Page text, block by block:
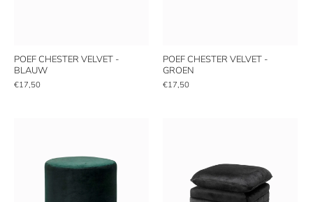
POEF CHESTER VELVET -
BLAUW
€17,50
POEF CHESTER VELVET -
GROEN
€17,50